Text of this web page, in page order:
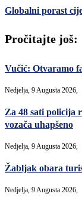
Globalni porast
Pročitajte još:
Vučić: Otvaramo
Nedjelja, 9 Augusta 2026,
Za 48 sati policija
vozača uhapšeno
Nedjelja, 9 Augusta 2026,
Žabljak obara
Nedjelja, 9 Augusta 2026,